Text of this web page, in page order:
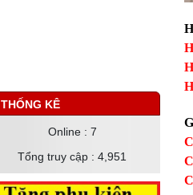
THỐNG KÊ
Online : 7
Tổng truy cập : 4,951